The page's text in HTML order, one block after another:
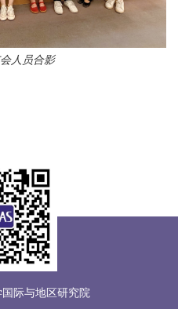
人员合影
际与地区研究院